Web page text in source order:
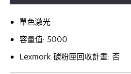
單色激光
容量值: 5000
Lexmark 碳粉匣回收計畫: 否